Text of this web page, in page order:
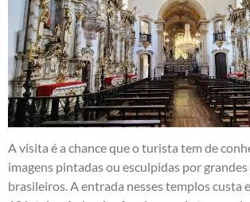
A visita é a chance que o turista tem de
imagens pintadas ou esculpidas por
brasileiros. A entrada nesses templos custa